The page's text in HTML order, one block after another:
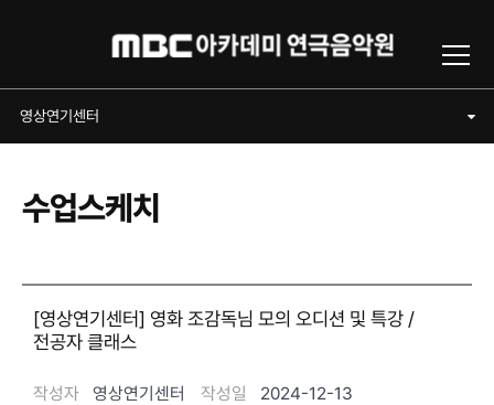
영상연기센터
수업스케치
[영상연기센터] 영화 조감독님 모의 오디션 및 특강 /
전공자 클래스
작성자 영상연기센터 작성일
2024-12-13